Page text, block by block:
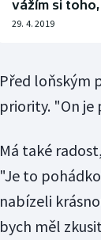
vážím si
29. 4. 2019
Před loňským
priority. "On
Má také
"Je to
nabízeli
bych měl